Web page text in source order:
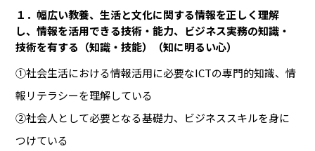
１．幅広い教養、生活と文化に関する情報を正しく理解
し、情報を活用できる技術・能力、ビジネス実務の知識・
技術を有する（知識・技能）（知に明るい心）
①社会生活における情報活用に必要なICTの専門的知識、情
報リテラシーを理解している
②社会人として必要となる基礎力、ビジネススキルを身に
つけている